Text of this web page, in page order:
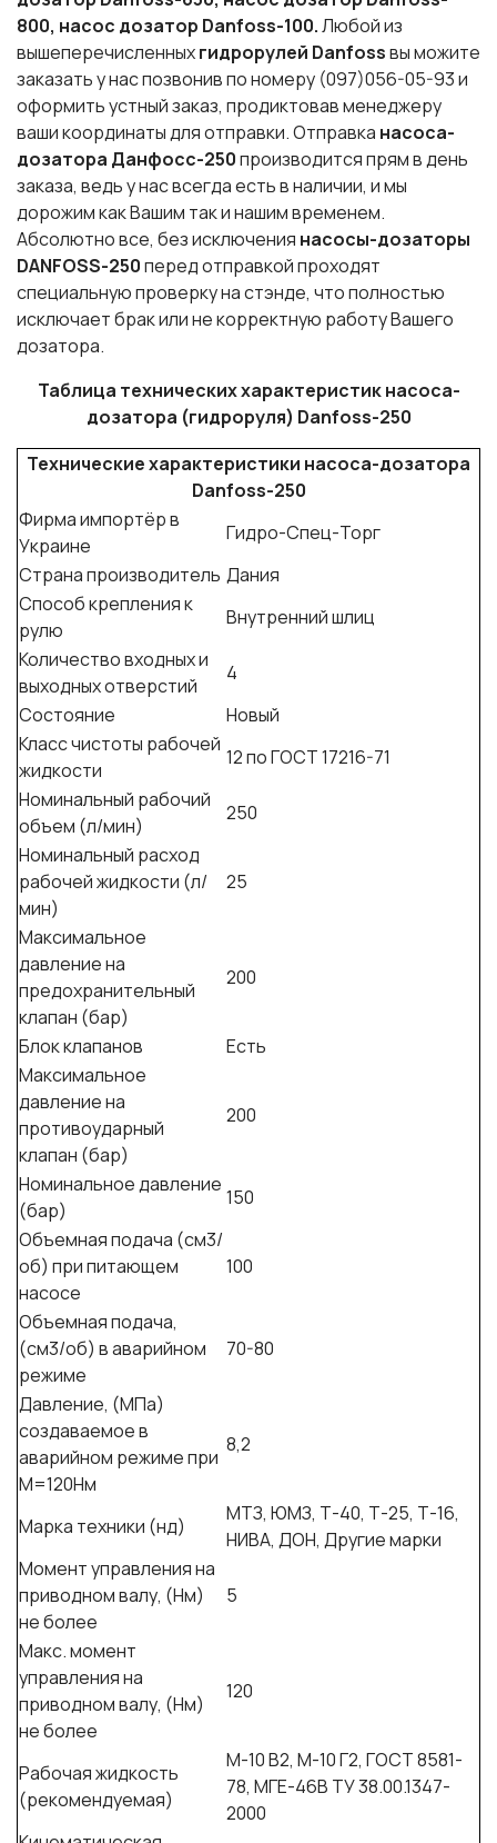
800, насос дозатор Danfoss-100.Любой из
вышеперечисленныхгидрорулей Danfossвы можите
заказать у нас позвонив по номеру (097)056-05-93 и
оформить устный заказ, продиктовав менеджеру
ваши координаты для отправки. Отправка насоса-
дозатора Данфосс-250производится прям в день
заказа, ведь у нас всегда есть в наличии, и мы
дорожим как Вашим так и нашим временем.
Абсолютно все, без исключения насосы-дозаторы
DANFOSS-250перед отправкой проходят
специальную проверку на стэнде, что полностью
исключает брак или не корректную работу Вашего
дозатора.
Таблица технических характеристик насоса-
дозатора (гидроруля) Danfoss-250
Технические характеристики насоса-дозатора
Danfoss-250
Фирма импортёр в
Украине
Гидро-Спец-Торг
Страна производитель Дания
Способ крепления к
рулю
Внутренний шлиц
Количество входных и
выходных отверстий
4
Состояние
Новый
Класс чистоты рабочей
жидкости
12 по ГОСТ 17216-71
Номинальный рабочий
объем (л/мин)
250
Номинальный расход
рабочей жидкости (л/
мин)
25
Максимальное
давление на
предохранительный
клапан (бар)
200
Блок клапанов
Есть
Максимальное
давление на
противоударный
клапан (бар)
200
Номинальное давление
(бар)
150
Объемная подача (см3/
об) при питающем
насосе
100
Объемная подача,
(см3/об) в аварийном
режиме
70-80
Давление, (МПа)
создаваемое в
аварийном режиме при
М=120Нм
8,2
Марка техники (нд)
МТЗ, ЮМЗ, Т-40, Т-25, Т-16,
НИВА, ДОН, Другие марки
Момент управления на
приводном валу, (Нм)
не более
5
Макс. момент
управления на
приводном валу, (Нм)
не более
120
Рабочая жидкость
(рекомендуемая)
М-10 В2, М-10 Г2, ГОСТ 8581-
78, МГЕ-46В ТУ 38.00.1347-
2000